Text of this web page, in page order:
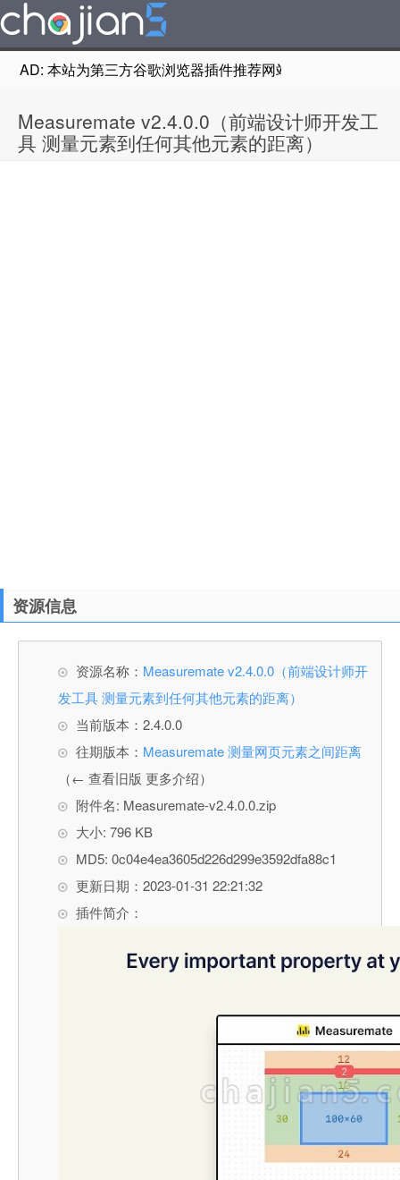
AD: 本站为第三方谷歌浏览器插件推荐网站，非Google
Measuremate v2.4.0.0（前端设计师开发工
具 测量元素到任何其他元素的距离）
资源信息
资源名称： Measuremate v2.4.0.0（前端设计师开
发工具 测量元素到任何其他元素的距离）
当前版本：2.4.0.0
往期版本： Measuremate 测量网页元素之间距离
（← 查看旧版 更多介绍）
附件名: Measuremate-v2.4.0.0.zip
大小: 796 KB
MD5: 0c04e4ea3605d226d299e3592dfa88c1
更新日期：2023-01-31 22:21:32
插件简介：